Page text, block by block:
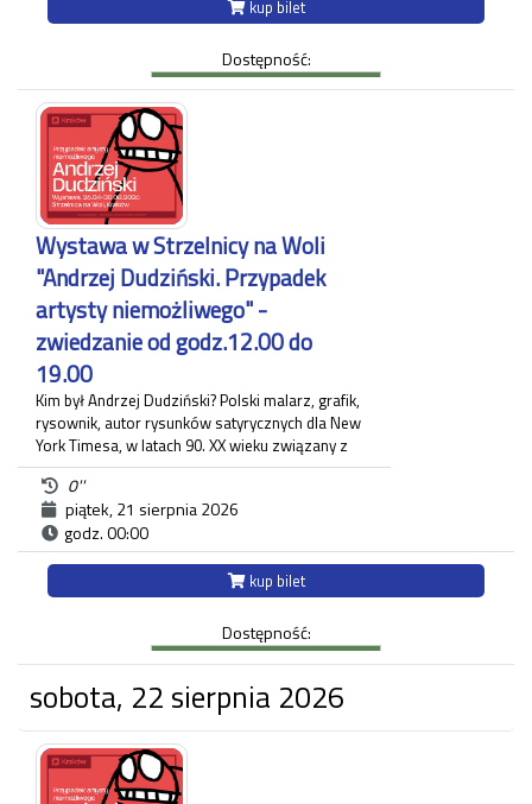
renesansowej rezydencji podmiejskiej. Od XVI do XIX
Decjuszów, którzy byli pierwszymi właścicielami, a
następnie m.in. Lubomirskich, Sanguszków,
hrabiostwa Kuczkowskich czy księstwa
Czartoryskich. Stała wystawa obrazów z Muzeum
Okręgowego w Nowym Sączu oraz mebli z Muzeum
Narodowego w Krakowie nawiązuje do charakteru
wnętrz Willi Decjusza w XIX stuleciu.
Czas trwania zwiedzania około 60 minut.
Każdy uczestnik zwiedzania jest zobowiązany do
posiadania własnego biletu.
kup bilet
Dostępność:
Wystawa w Strzelnicy na Woli
"Andrzej Dudziński. Przypadek
artysty niemożliwego" -
zwiedzanie od godz.12.00 do
19.00
Kim był Andrzej Dudziński? Polski malarz, grafik,
rysownik, autor rysunków satyrycznych dla New
York Timesa, w latach 90. XX wieku związany z
krakowskim "Tygodnikiem Powszechnym", gdzie
zamieszczał regularnie komentarz polityczny. Na
wystawie pt.: "Andrzej Dudziński. Przypadek
artysty niemożliwego" zaprezentowane zostały
różnorodne prace artysty.
Ekspozycja odbywa się w budynku Strzelnicy na
Woli przy ul. Królowej Jadwigi 220 oraz w Willi
Decjusza (parter), gdzie zgromadzone zostały
projekty graficzne, plakaty, okładki i ilustracja
prasowa autora.
Każdy uczestnik zwiedzania jest zobowiązany do
posiadania własnego biletu.
*Ostatnie wejście na zwiedzanie odbywa się
najpóźniej 45 minut przed zamknięciem.
0''
piątek, 21 sierpnia 2026
godz. 00:00
kup bilet
Dostępność:
sobota, 22 sierpnia 2026